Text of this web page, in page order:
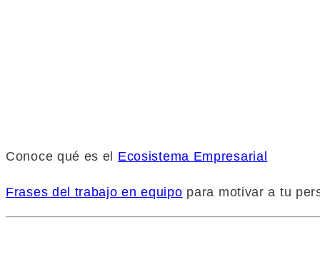
Conoce qué es el Ecosistema Empresarial
Frases del trabajo en equipo para motivar a tu